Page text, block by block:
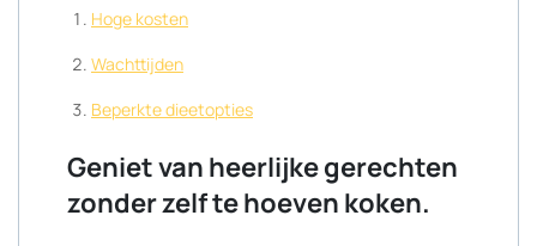
Hoge kosten
Wachttijden
Beperkte dieetopties
Geniet van heerlijke gerechten
zonder zelf te hoeven koken.